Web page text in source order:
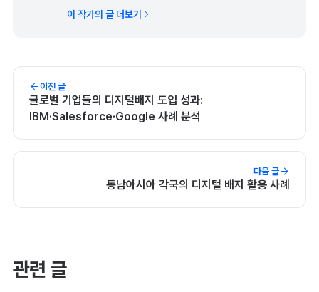
이 작가의 글 더보기
이전 글
글로벌 기업들의 디지털배지 도입 성과:
IBM·Salesforce·Google 사례 분석
다음 글
동남아시아 각국의 디지털 배지 활용 사례
관련 글